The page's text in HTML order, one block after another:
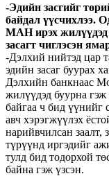
-Эдийн засгийг
байдал үүсчихлээ.
МАН ирэх жилүүдэд
засагт чиглэсэн
-Дэлхий нийтэд цар
эдийн засаг буурах
Дэлхийн банкнаас
жилүүдэд буурна
байгаа ч бид үүнийг
авч хэрэгжүүлэх
нарийвчилсан заалт,
түрүүнд иргэдийг
тулд бид тодорхой
байна гэж үзсэн.